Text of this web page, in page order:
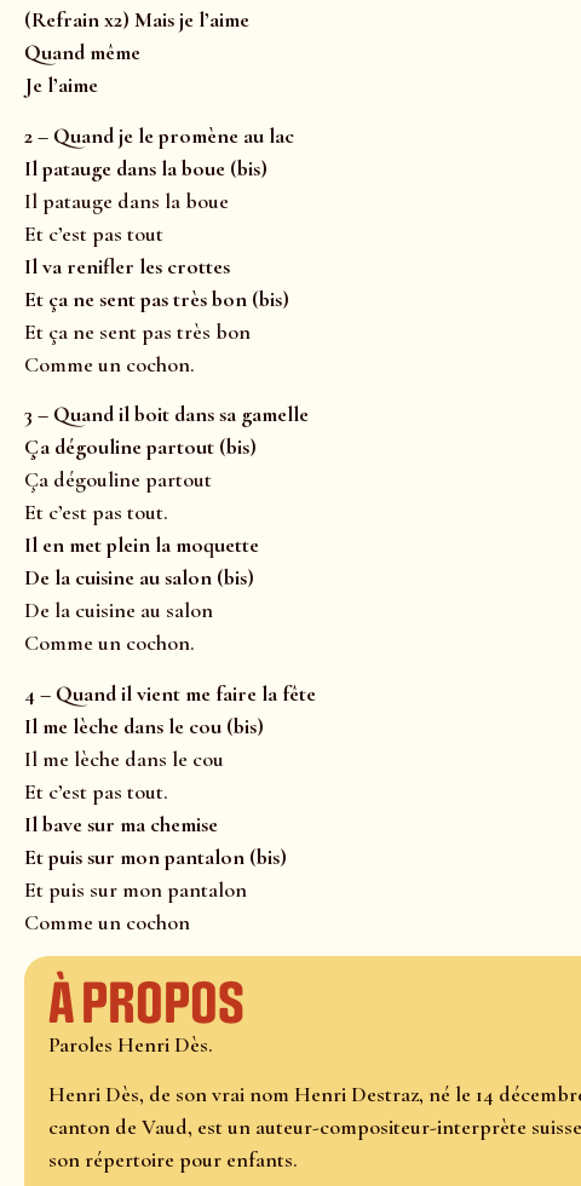
(Refrain x2) Mais je l’aime
Quand même
Je l’aime
2 – Quand je le promène au lac
Il patauge dans la boue (bis)
Il patauge dans la boue
Et c’est pas tout
Il va renifler les crottes
Et ça ne sent pas très bon (bis)
Et ça ne sent pas très bon
Comme un cochon.
3 – Quand il boit dans sa gamelle
Ça dégouline partout (bis)
Ça dégouline partout
Et c’est pas tout.
Il en met plein la moquette
De la cuisine au salon (bis)
De la cuisine au salon
Comme un cochon.
4 – Quand il vient me faire la fête
Il me lèche dans le cou (bis)
Il me lèche dans le cou
Et c’est pas tout.
Il bave sur ma chemise
Et puis sur mon pantalon (bis)
Et puis sur mon pantalon
Comme un cochon
À propos
Paroles Henri Dès.
Henri Dès, de son vrai nom Henri Destraz, né le 14
canton de Vaud, est un auteur-compositeur-interprète
son répertoire pour enfants.